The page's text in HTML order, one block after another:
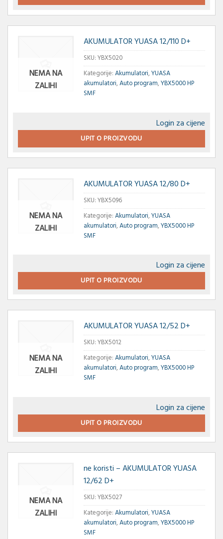
NEMA NA
ZALIHI
AKUMULATOR YUASA 12/110 D+
SKU:YBX5020
Kategorije:Akumulatori,YUASA
akumulatori,Auto program,YBX5000 HP
SMF
Login za cijene
UPIT O PROIZVODU
NEMA NA
ZALIHI
AKUMULATOR YUASA 12/80 D+
SKU:YBX5096
Kategorije:Akumulatori,YUASA
akumulatori,Auto program,YBX5000 HP
SMF
Login za cijene
UPIT O PROIZVODU
NEMA NA
ZALIHI
AKUMULATOR YUASA 12/52 D+
SKU:YBX5012
Kategorije:Akumulatori,YUASA
akumulatori,Auto program,YBX5000 HP
SMF
Login za cijene
UPIT O PROIZVODU
NEMA NA
ZALIHI
ne koristi – AKUMULATOR YUASA
12/62 D+
SKU:YBX5027
Kategorije:Akumulatori,YUASA
akumulatori,Auto program,YBX5000 HP
SMF